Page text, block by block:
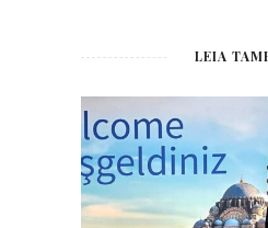
LEIA